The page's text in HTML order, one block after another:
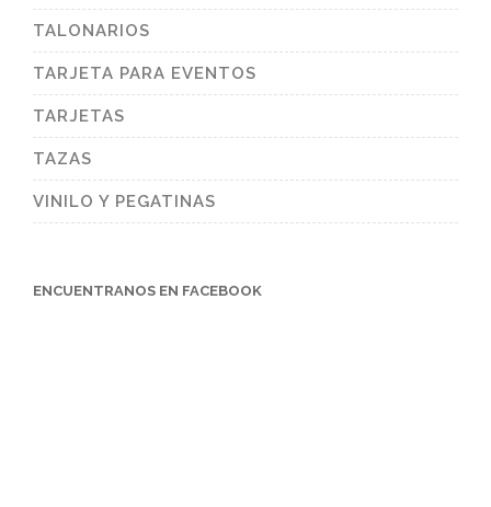
TALONARIOS
TARJETA PARA EVENTOS
TARJETAS
TAZAS
VINILO Y PEGATINAS
ENCUENTRANOS EN FACEBOOK